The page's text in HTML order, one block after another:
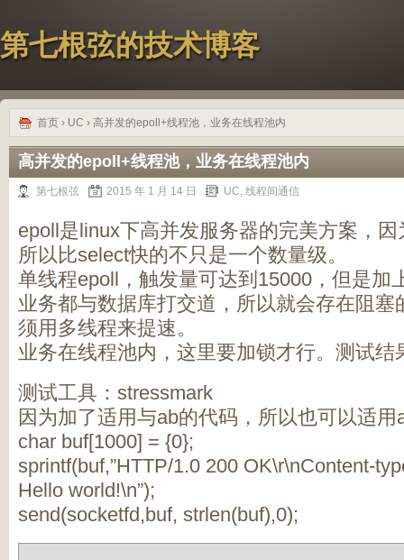
第七根弦的技术博客
首页 › UC › 高并发的epoll+线程池，业务在线程池内
高并发的epoll+线程池，业务在线程池内
第七根弦 2015 年 1 月 14 日 UC, 线程间通信
epoll是linux下高并发服务器的完美方案，
所以比select快的不只是一个数量级。
单线程epoll，触发量可达到15000，但是加
业务都与数据库打交道，所以就会存在阻塞
须用多线程来提速。
业务在线程池内，这里要加锁才行。测试结
测试工具：stressmark
因为加了适用与ab的代码，所以也可以适
char buf[1000] = {0};
sprintf(buf,”HTTP/1.0 200 OK\r\nContent-
Hello world!\n”);
send(socketfd,buf, strlen(buf),0);